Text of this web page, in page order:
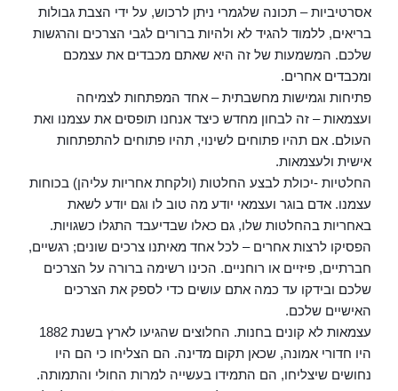
אסרטיביות – תכונה שלגמרי ניתן לרכוש, על ידי הצבת גבולות
בריאים, ללמוד להגיד לא ולהיות ברורים לגבי הצרכים והרגשות
שלכם. המשמעות של זה היא שאתם מכבדים את עצמכם
ומכבדים אחרים.
פתיחות וגמישות מחשבתית – אחד המפתחות לצמיחה
ועצמאות – זה לבחון מחדש כיצד אנחנו תופסים את עצמנו ואת
העולם. אם תהיו פתוחים לשינוי, תהיו פתוחים להתפתחות
אישית ולעצמאות.
החלטיות -יכולת לבצע החלטות (ולקחת אחריות עליהן) בכוחות
עצמנו. אדם בוגר ועצמאי יודע מה טוב לו וגם יודע לשאת
באחריות בהחלטות שלו, גם כאלו שבדיעבד התגלו כשגויות.
הפסיקו לרצות אחרים – לכל אחד מאיתנו צרכים שונים; רגשיים,
חברתיים, פיזיים או רוחניים. הכינו רשימה ברורה על הצרכים
שלכם ובידקו עד כמה אתם עושים כדי לספק את הצרכים
האישיים שלכם.
עצמאות לא קונים בחנות. החלוצים שהגיעו לארץ בשנת 1882
היו חדורי אמונה, שכאן תקום מדינה. הם הצליחו כי הם היו
נחושים שיצליחו, הם התמידו בעשייה למרות החולי והתמותה.